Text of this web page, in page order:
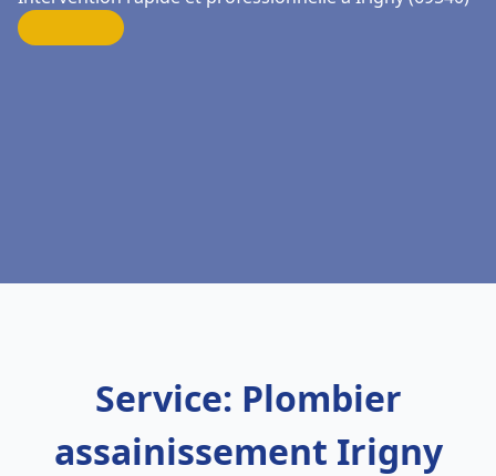
Service: Plombier
assainissement Irigny